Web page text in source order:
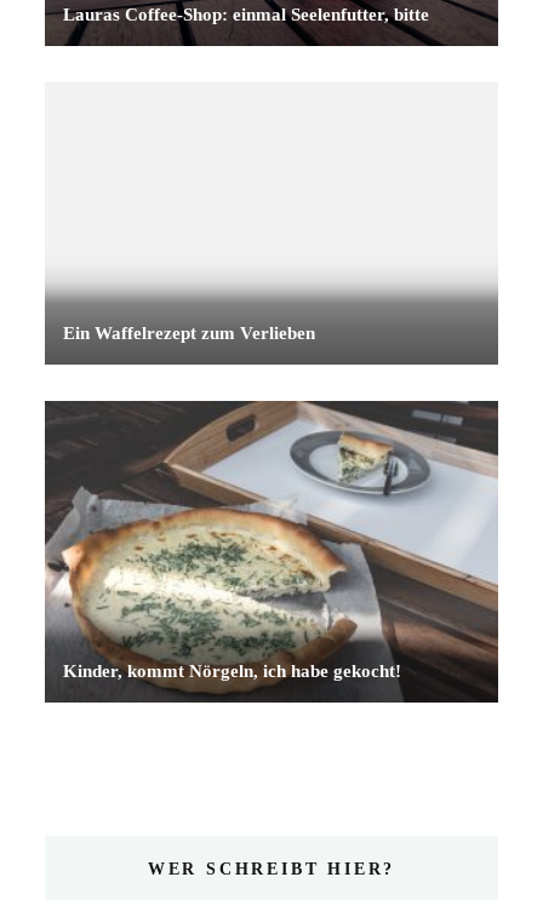
Lauras Coffee-Shop: einmal Seelenfutter, bitte
Ein Waffelrezept zum Verlieben
Kinder, kommt Nörgeln, ich habe gekocht!
WER SCHREIBT HIER?